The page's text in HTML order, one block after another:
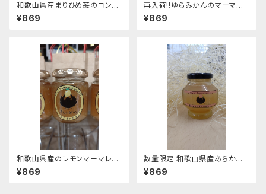
和歌山県産まりひめ苺のコンフ
ィチュール
¥869
再入荷!!ゆらみかんのマーマレ
ードジャム100g
¥869
和歌山県産のレモンマーマレー
ド
¥869
数量限定 和歌山県産あらかわ
の桃コンフィチュール
¥869